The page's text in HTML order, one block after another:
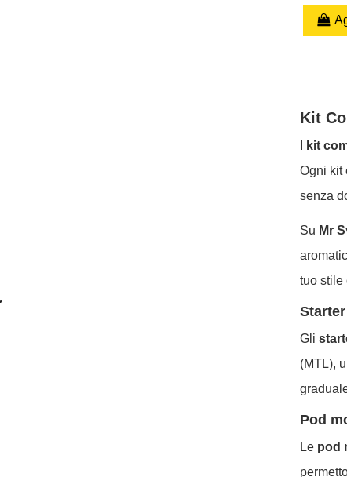
Kit
kit
Ogni kit
senza
Su Mr
tuo stile
Gli
(MTL),
Pod
Le pod